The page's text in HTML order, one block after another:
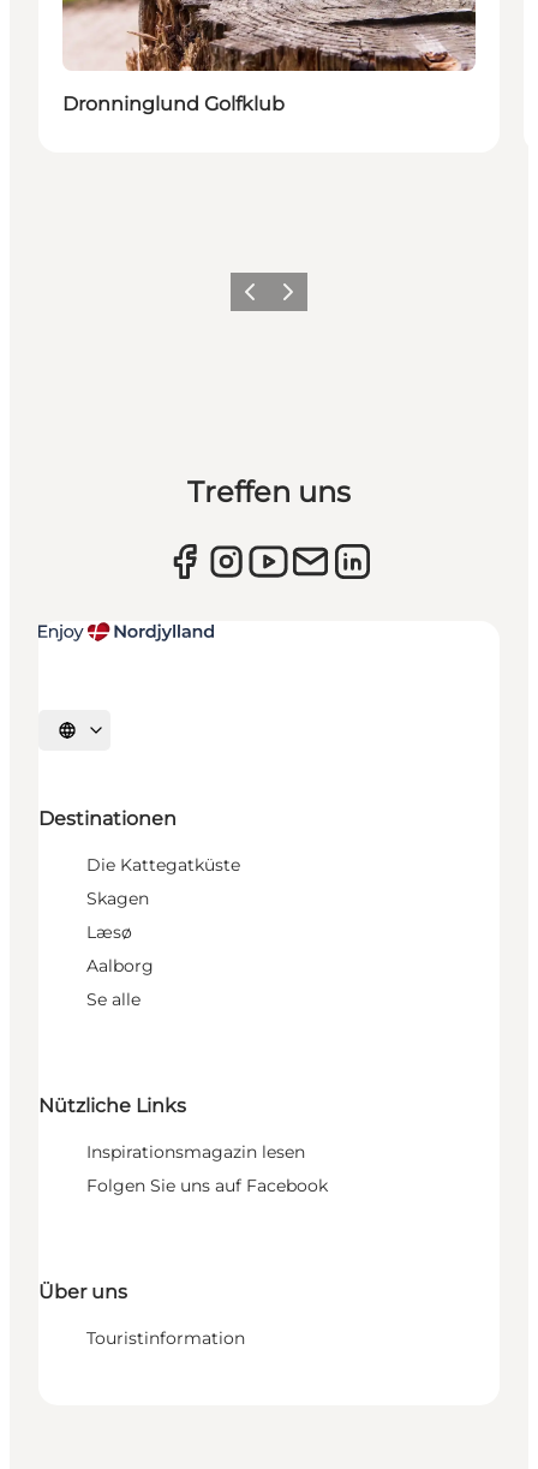
Dronninglund Golfklub
ZurückWeiter
Treffen uns
Sprache auswählen
Destinationen
Die Kattegatküste
Skagen
Læsø
Aalborg
Se alle
Nützliche Links
Inspirationsmagazin lesen
Folgen Sie uns auf Facebook
Über uns
Touristinformation